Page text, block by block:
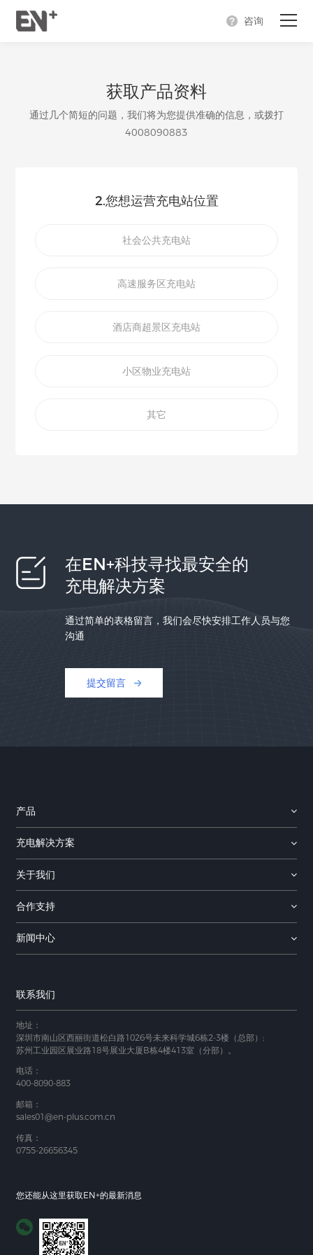
咨询
获取产品资料
通过几个简短的问题，我们将为您提供准确的信息，或拨打
4008090883
2.您想运营充电站位置
社会公共充电站
高速服务区充电站
酒店商超景区充电站
小区物业充电站
其它
在EN+科技寻找最安全的
充电解决方案
通过简单的表格留言，我们会尽快安排工作人员与您
沟通
提交留言
产品
充电解决方案
关于我们
合作支持
新闻中心
联系我们
地址：
深圳市南山区西丽街道松白路1026号未来科学城6栋2-3楼（总部）;
苏州工业园区展业路18号展业大厦B栋4楼413室（分部）。
电话：
400-8090-883
邮箱：
sales01@en-plus.com.cn
传真：
0755-26656345
您还能从这里获取EN+的最新消息